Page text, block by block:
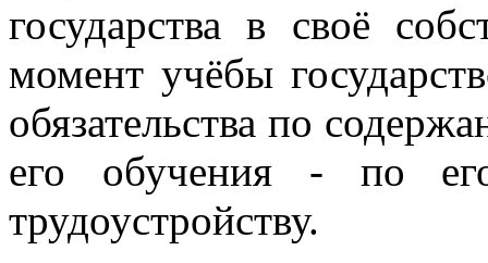
государства в своё
момент учёбы
обязательства по
его обучения - по
трудоустройству.